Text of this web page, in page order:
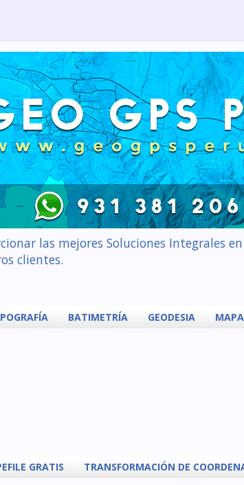
las mejores Soluciones Integrales
clientes.
BATIMETRÍA GEODESIA
GRATIS TRANSFORMACIÓN DE